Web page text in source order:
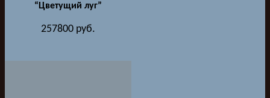
“Цветущий луг”
257800 руб.